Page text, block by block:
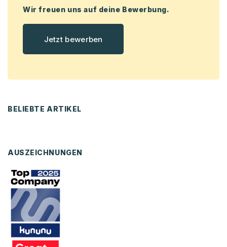
Wir freuen uns auf deine Bewerbung.
Jetzt bewerben
BELIEBTE ARTIKEL
AUSZEICHNUNGEN